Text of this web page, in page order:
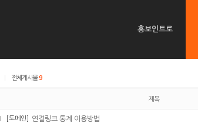
홍보인트로
전체게시물9
제목
[도메인] 연결링크 통계 이용방법